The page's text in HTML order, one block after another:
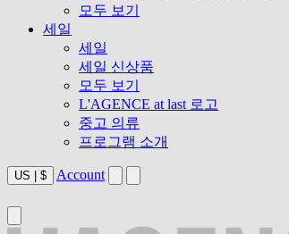
모두 보기
세일
세일
세일 신상품
모두 보기
L'AGENCE at last 로고
중고 의류
프로그램 소개
US $ Account